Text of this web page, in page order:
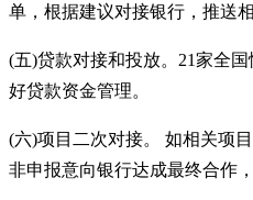
单，根据建议对接银行，推送
(五)贷款对接和投放。21家全
好贷款资金管理。
(六)项目二次对接。 如相关项
非申报意向银行达成最终合作